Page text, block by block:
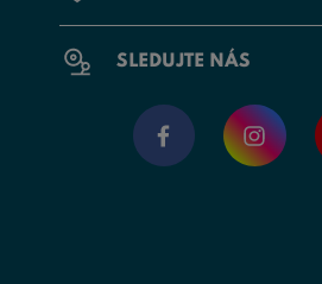
SLEDUJTE NÁS